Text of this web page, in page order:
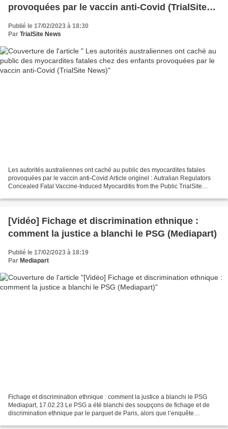
provoquées par le vaccin anti-Covid (TrialSite
Publié le 17/02/2023 à 18:30
Par TrialSite News
Les autorités australiennes ont caché au public des myocardites fatales
provoquées par le vaccin anti-Covid Article originel : Autralian Regulators
Concealed Fatal Vaccine-Induced Myocarditis from the Public TrialSite
[Vidéo] Fichage et discrimination ethnique :
comment la justice a blanchi le PSG (Mediapart)
Publié le 17/02/2023 à 18:19
Par Mediapart
Fichage et discrimination ethnique : comment la justice a blanchi le PSG
Mediapart, 17.02.23 Le PSG a été blanchi des soupçons de fichage et de
discrimination ethnique par le parquet de Paris, alors que l’enquête